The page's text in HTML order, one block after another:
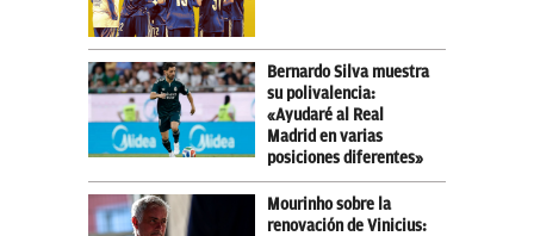
Bernardo Silva muestra
su polivalencia:
«Ayudaré al Real
Madrid en varias
posiciones diferentes»
Mourinho sobre la
renovación de Vinicius: